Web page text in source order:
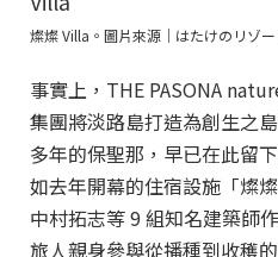
燦燦 Villa。圖片來源｜はたけのリゾ
事實上，THE PASONA
集團將淡路島打造為創生之
多年的保聖那，早已在此留
如去年開幕的住宿設施「燦
中村拓志等 9 組知名建築師
旅人親身參與從播種到收穫